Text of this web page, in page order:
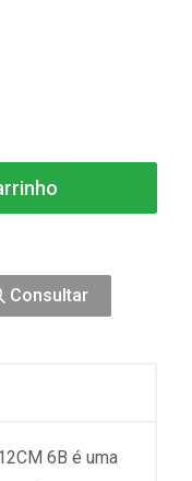
Consultar
6B é uma